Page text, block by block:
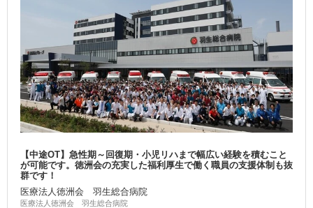
【中途OT】急性期～回復期・小児リハまで幅広い経験を積むこと
が可能です。徳洲会の充実した福利厚生で働く職員の支援体制も抜
群です！
医療法人徳洲会 羽生総合病院
医療法人徳洲会 羽生総合病院